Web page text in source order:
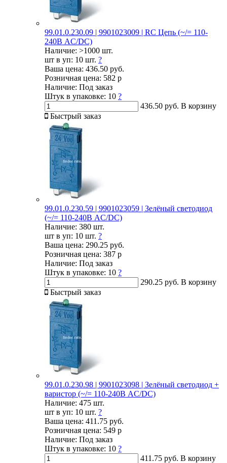
99.01.0.230.09 | 9901023009 | RC Цепь (~/= 110-
240В AC/DC)
Наличие: >1000 шт.
шт в уп: 10 шт. ?
Ваша цена: 436.50 руб.
Розничная цена: 582 р
Наличие: Под заказ
Штук в упаковке: 10 ?
436.50 руб. В корзину
Быстрый заказ
99.01.0.230.59 | 9901023059 | Зелёный светодиод
(~/= 110-240В AC/DC)
Наличие: 380 шт.
шт в уп: 10 шт. ?
Ваша цена: 290.25 руб.
Розничная цена: 387 р
Наличие: Под заказ
Штук в упаковке: 10 ?
290.25 руб. В корзину
Быстрый заказ
99.01.0.230.98 | 9901023098 | Зелёный светодиод +
варистор (~/= 110-240В AC/DC)
Наличие: 475 шт.
шт в уп: 10 шт. ?
Ваша цена: 411.75 руб.
Розничная цена: 549 р
Наличие: Под заказ
Штук в упаковке: 10 ?
411.75 руб. В корзину